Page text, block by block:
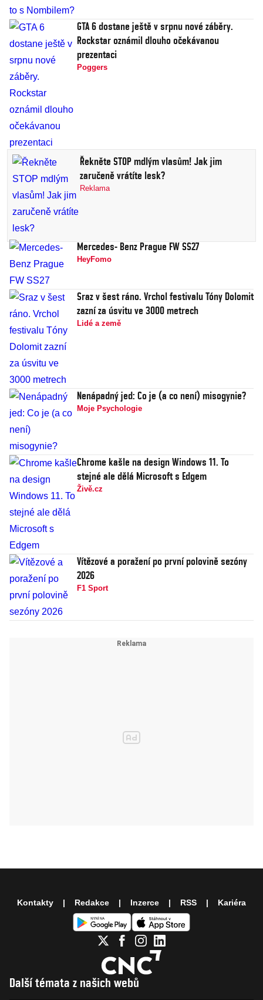
GTA 6 dostane ještě v srpnu nové záběry.
Rockstar oznámil dlouho očekávanou
prezentaci
Poggers
Řekněte STOP mdlým vlasům! Jak jim
zaručeně vrátíte lesk?
Reklama
Mercedes- Benz Prague FW SS27
HeyFomo
Sraz v šest ráno. Vrchol festivalu Tóny Dolomit
zazní za úsvitu ve 3000 metrech
Lidé a země
Nenápadný jed: Co je (a co není) misogynie?
Moje Psychologie
Chrome kašle na design Windows 11. To
stejné ale dělá Microsoft s Edgem
Živě.cz
Vítězové a poražení po první polovině sezóny
2026
F1 Sport
Další témata z našich webů
Kontakty Redakce Inzerce RSS Kariéra